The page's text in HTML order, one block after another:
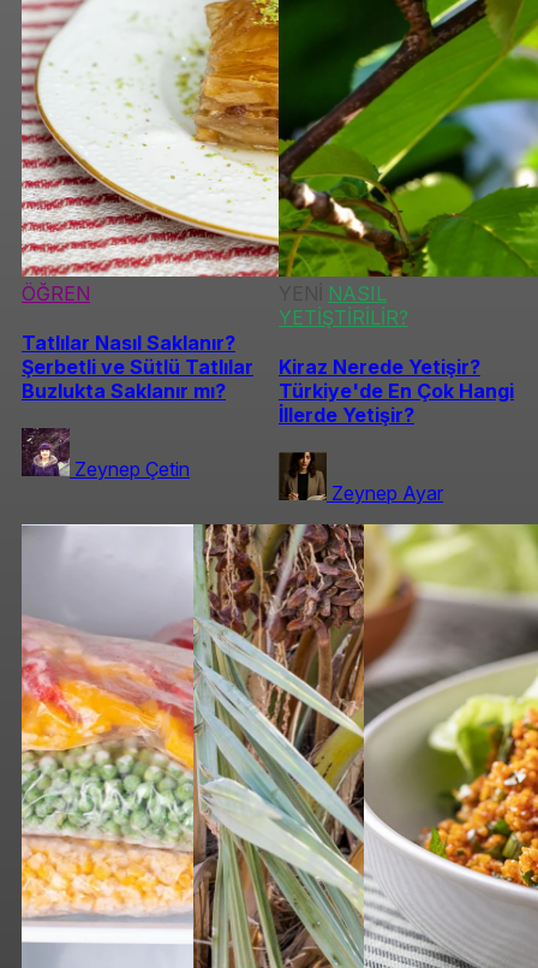
ÖĞREN
Tatlılar Nasıl Saklanır?
Şerbetli ve Sütlü Tatlılar
Buzlukta Saklanır mı?
Zeynep Çetin
NASIL
YETİŞTİRİLİR?
Kiraz Nerede Yetişir?
Türkiye'de En Çok Hangi
İllerde Yetişir?
Zeynep Ayar